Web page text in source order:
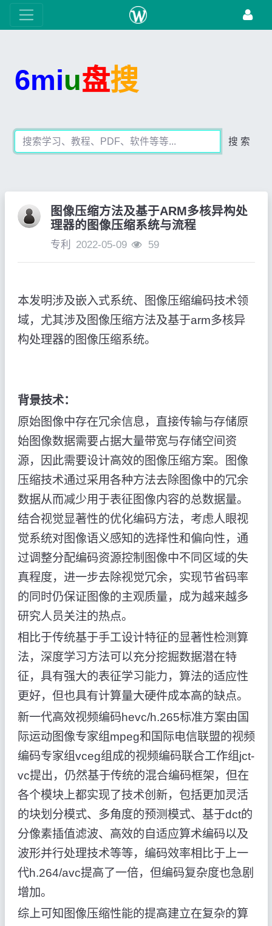
6miu盘搜
搜 索
图像压缩方法及基于ARM多核异构处
理器的图像压缩系统与流程
专利 2022-05-09 59
本发明涉及嵌入式系统、图像压缩编码技术领
域，尤其涉及图像压缩方法及基于arm多核异
构处理器的图像压缩系统。
背景技术：
原始图像中存在冗余信息，直接传输与存储原
始图像数据需要占据大量带宽与存储空间资
源，因此需要设计高效的图像压缩方案。图像
压缩技术通过采用各种方法去除图像中的冗余
数据从而减少用于表征图像内容的总数据量。
结合视觉显著性的优化编码方法，考虑人眼视
觉系统对图像语义感知的选择性和偏向性，通
过调整分配编码资源控制图像中不同区域的失
真程度，进一步去除视觉冗余，实现节省码率
的同时仍保证图像的主观质量，成为越来越多
研究人员关注的热点。
相比于传统基于手工设计特征的显著性检测算
法，深度学习方法可以充分挖掘数据潜在特
征，具有强大的表征学习能力，算法的适应性
更好，但也具有计算量大硬件成本高的缺点。
新一代高效视频编码hevc/h.265标准方案由国
际运动图像专家组mpeg和国际电信联盟的视频
编码专家组vceg组成的视频编码联合工作组jct-
vc提出，仍然基于传统的混合编码框架，但在
各个模块上都实现了技术创新，包括更加灵活
的块划分模式、多角度的预测模式、基于dct的
分像素插值滤波、高效的自适应算术编码以及
波形并行处理技术等等，编码效率相比于上一
代h.264/avc提高了一倍，但编码复杂度也急剧
增加。
综上可知图像压缩性能的提高建立在复杂的算